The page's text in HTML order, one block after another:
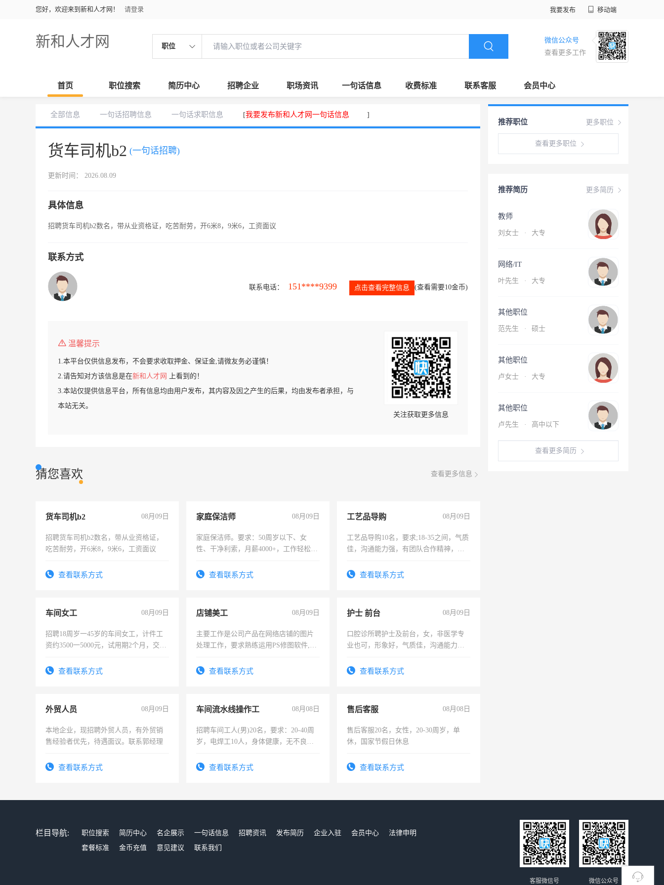
您好，欢迎来到新和人才网！ 请登录 我要发布 移动端
新和人才网 职位
微信公众号
查看更多工作
首页 职位搜索 简历中心 招聘企业 职场资讯 一句话信息 收费标准 联系客服 会员中心
全部信息 一句话招聘信息 一句话求职信息 [我要发布新和人才网一句话信息 ]
货车司机b2 (一句话招聘)
更新时间： 2026.08.09
具体信息
招聘货车司机b2数名，带从业资格证，吃苦耐劳，开6米8，9米6，工资面议
联系方式
联系电话： 151****9399 点击查看完整信息 (查看需要10金币)
温馨提示
1.本平台仅供信息发布，不会要求收取押金、保证金,请微友务必谨慎！
2.请告知对方该信息是在新和人才网
上看到的！
3.本站仅提供信息平台，所有信息均由用户发布，其内容及因之产生的后果，均由发布者承担，与
本站无关。
关注获取更多信息
猜您喜欢 查看更多信息
货车司机b2 08月09日
招聘货车司机b2数名，带从业资格证，
吃苦耐劳，开6米8，9米6，工资面议
查看联系方式
家庭保洁师 08月09日
家庭保洁师。要求：50周岁以下、女
性、干净利索，月薪4000+，工作轻松，
太太等。查看联系方式
工艺品导购 08月09日
工艺品导购10名，要求;18-35之间，气质
佳，沟通能力强，有团队合作精神，有
查看联系方式
车间女工 08月09日
招聘18周岁一45岁的车间女工，计件工
资约3500一5000元，试用期2个月，交五
查看联系方式
店铺美工 08月09日
主要工作是公司产品在网络店铺的图片
处理工作，要求熟练运用PS修图软件,工
查看联系方式
护士 前台 08月09日
口腔诊所聘护士及前台，女，非医学专
业也可，形象好，气质佳，沟通能力
查看联系方式
外贸人员 08月09日
本地企业，现招聘外贸人员，有外贸销
售经验者优先，待遇面议。联系郭经理
查看联系方式
车间流水线操作工 08月08日
招聘车间工人(男)20名，要求：20-40周
岁，电焊工10人，身体健康，无不良嗜
宿，免费发放劳保用品，两班倒，每月
查看联系方式
售后客服 08月08日
售后客服20名，女性，20-30周岁，单
休，国家节假日休息
查看联系方式
更多职位
推荐职位
查看更多职位
更多简历
推荐简历
教师
刘女士 · 大专
网络/IT
叶先生 · 大专
其他职位
范先生 · 硕士
其他职位
卢女士 · 大专
其他职位
卢先生 · 高中以下
查看更多简历
栏目导航: 职位搜索 简历中心 名企展示 一句话信息 招聘资讯 发布简历 企业入驻 会员中心
法律申明
套餐标准
金币充值 意见建议 联系我们
微信公众号
客服微信号